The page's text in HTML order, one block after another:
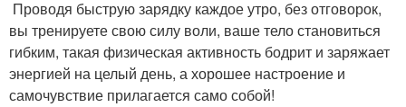
Проводя быструю зарядку каждое утро, без отговорок,
вы тренируете свою силу воли, ваше тело становиться
гибким, такая физическая активность бодрит и заряжает
энергией на целый день, а хорошее настроение и
самочувствие прилагается само собой!